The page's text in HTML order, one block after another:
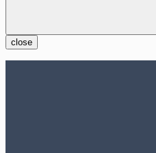
close